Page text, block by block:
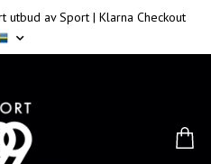
av Sport | Klarna Checkout